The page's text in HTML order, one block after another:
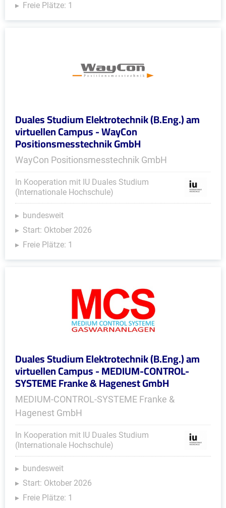
Freie Plätze: 1
Duales Studium Elektrotechnik (B.Eng.) am
virtuellen Campus - WayCon
Positionsmesstechnik GmbH
WayCon Positionsmesstechnik GmbH
In Kooperation mit IU Duales Studium
(Internationale Hochschule)
bundesweit
Start: Oktober 2026
Freie Plätze: 1
Duales Studium Elektrotechnik (B.Eng.) am
virtuellen Campus - MEDIUM-CONTROL-
SYSTEME Franke & Hagenest GmbH
MEDIUM-CONTROL-SYSTEME Franke &
Hagenest GmbH
In Kooperation mit IU Duales Studium
(Internationale Hochschule)
bundesweit
Start: Oktober 2026
Freie Plätze: 1